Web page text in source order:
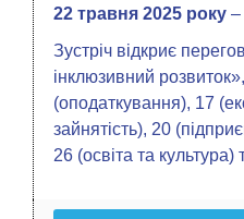
22 травня 2025 року –
Зустріч відкриє
інклюзивний
(оподаткування), 17
зайнятість), 20
26 (освіта та